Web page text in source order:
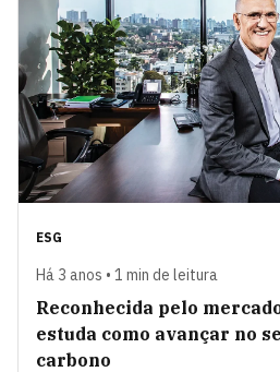
ESG
Há 3 anos • 1 min de leitura
Reconhecida pelo
estuda como avançar no
carbono